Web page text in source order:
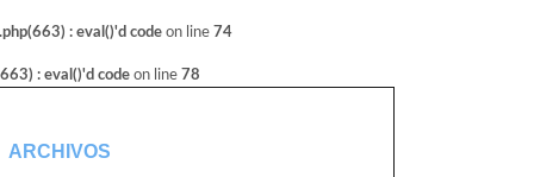
: eval()'d code on line 74
: eval()'d code on line 78
ARCHIVOS